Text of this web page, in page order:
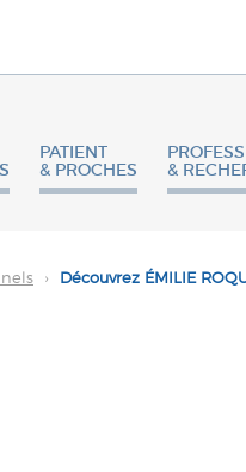
PATIENT
& PROCHES
&
›
Découvrez ÉMILIE